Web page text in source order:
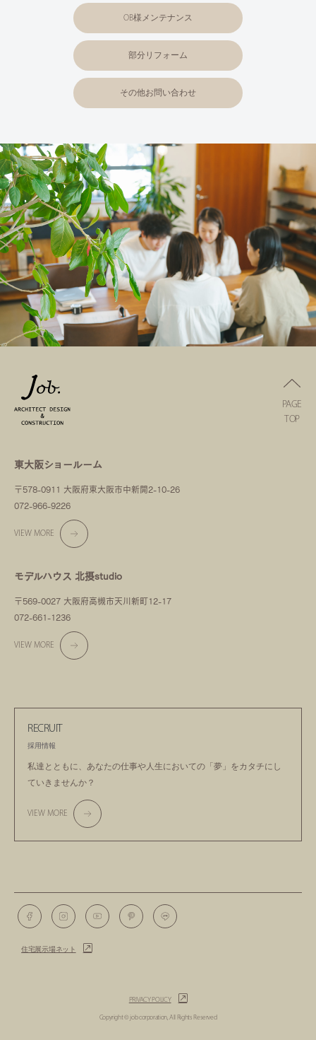
OB様メンテナンス
部分リフォーム
その他お問い合わせ
東大阪ショールーム
〒578-0911 大阪府東大阪市中新開2-10-26
072-966-9226
VIEW MORE
モデルハウス 北摂studio
〒569-0027 大阪府高槻市天川新町12-17
072-661-1236
VIEW MORE
RECRUIT
採用情報
私達とともに、あなたの仕事や人生においての 「夢」をカタチにし
ていきませんか？
VIEW MORE
PAGE
TOP
Copyright © job corporation, All Rights Reserved
住宅展示場ネット
PRIVACY POLICY